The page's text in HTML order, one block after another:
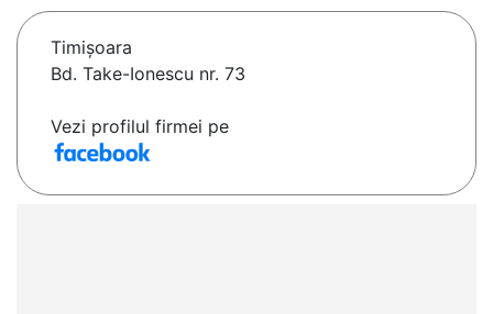
Timişoara
Bd. Take-Ionescu nr. 73
Vezi profilul firmei pe